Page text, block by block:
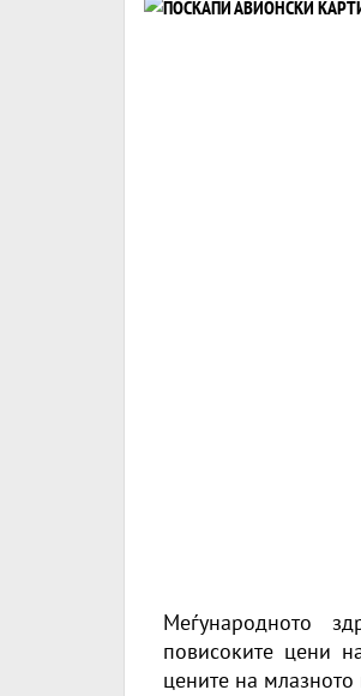
Меѓународното
повисоките цени
цените на млазното